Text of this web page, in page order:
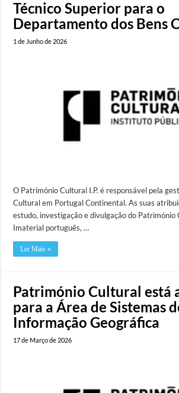
Técnico Superior para o
Departamento dos Bens
1 de Junho de 2026
O Património Cultural I.P. é responsável pela
Cultural em Portugal Continental. As suas
estudo, investigação e divulgação do
Imaterial português, …
Ler Mais »
Património Cultural está
para a Área de Sistemas
Informação Geográfica
17 de Março de 2026